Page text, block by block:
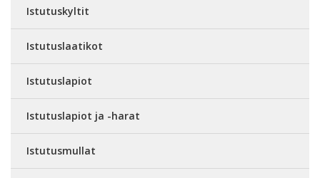
Istutuskyltit
Istutuslaatikot
Istutuslapiot
Istutuslapiot ja -harat
Istutusmullat